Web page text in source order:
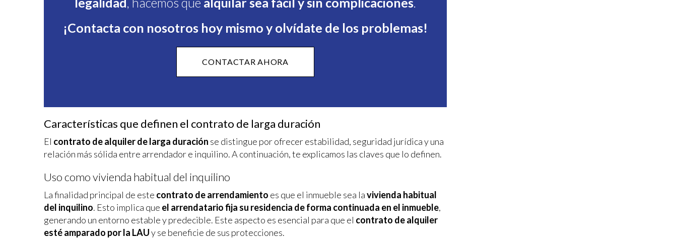
¡Contacta con nosotros hoy mismo y olvídate de los problemas!
CONTACTAR AHORA
Características que definen el contrato de larga duración
El contrato de alquiler de larga duración se distingue por ofrecer estabilidad, seguridad jurídica y una
relación más sólida entre arrendador e inquilino. A continuación, te explicamos las claves que lo definen.
Uso como vivienda habitual del inquilino
La finalidad principal de este contrato de arrendamiento es que el inmueble sea lavivienda habitual
del inquilino. Esto implica que el arrendatario fija su residencia de forma continuada en el inmueble,
generando un entorno estable y predecible. Este aspecto es esencial para que el contrato de alquiler
esté amparado por la LAUy se beneficie de sus protecciones.